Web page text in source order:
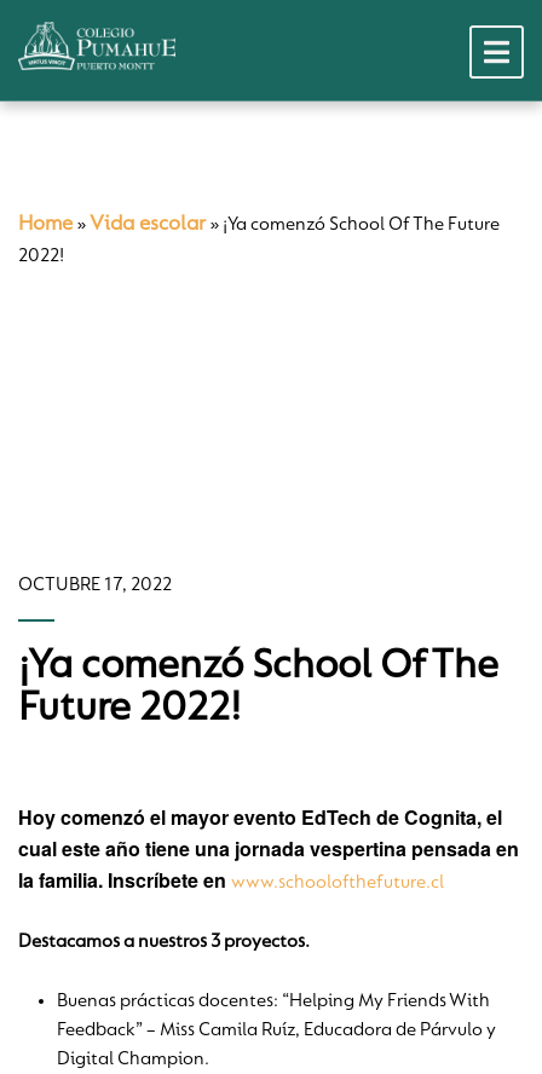
Home » Vida escolar» ¡Ya comenzó School Of The Future
2022!
OCTUBRE 17, 2022
¡Ya comenzó School Of The
Future 2022!
Hoy comenzó el mayor evento EdTech de Cognita, el
cual este año tiene una jornada vespertina pensada en
la familia. Inscríbete en www.schoolofthefuture.cl
Destacamos a nuestros 3 proyectos.
Buenas prácticas docentes: “Helping My Friends With
Feedback” – Miss Camila Ruíz, Educadora de Párvulo y
Digital Champion.